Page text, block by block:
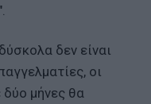
δεν είναι
οι
δύο μήνες θα